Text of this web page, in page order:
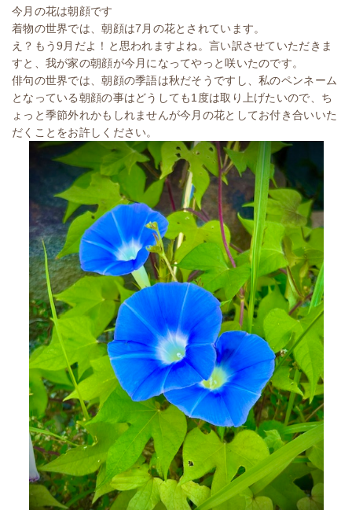
今月の花は朝顔です
着物の世界では、朝顔は7月の花とされています。
え？もう9月だよ！と思われますよね。言い訳させていただきま
すと、我が家の朝顔が今月になってやっと咲いたのです。
俳句の世界では、朝顔の季語は秋だそうですし、私のペンネーム
となっている朝顔の事はどうしても1度は取り上げたいので、ち
ょっと季節外れかもしれませんが今月の花としてお付き合いいた
だくことをお許しください。